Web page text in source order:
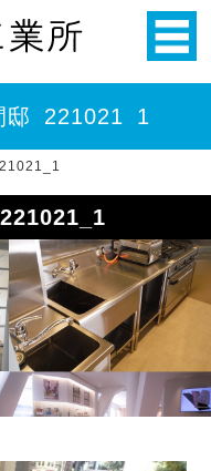
邸_221021_1